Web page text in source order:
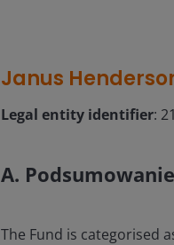
Janus
Legal entity identifier:
A. Podsumowanie
The Fund is categorised